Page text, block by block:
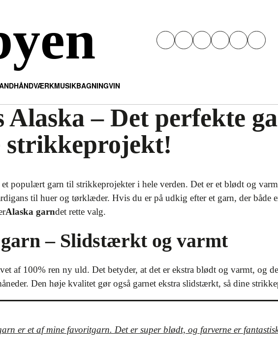
HÅNDVÆRKMUSIKBAGNINGVIN
Alaska – Det perfekte
strikkeprojekt!
et populært garn til strikkeprojekter i hele verden. Det er et blødt og
til huer og tørklæder. Hvis du er på udkig efter et garn, der både
Alaska garndet rette valg.
– Slidstærkt og varmt
af 100% ren ny uld. Det betyder, at det er ekstra blødt og varmt, og
Den høje kvalitet gør også garnet ekstra slidstærkt, så dine
er et af mine favoritgarn. Det er super blødt, og farverne er